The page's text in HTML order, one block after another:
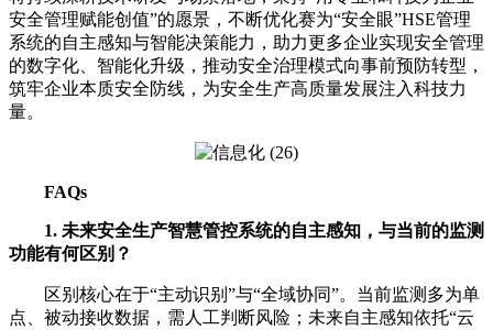
安全管理赋能创值”的愿景，不断优化赛为“安全眼”HSE管理
系统的自主感知与智能决策能力，助力更多企业实现安全管理
的数字化、智能化升级，推动安全治理模式向事前预防转型，
筑牢企业本质安全防线，为安全生产高质量发展注入科技力
量。
FAQs
1. 未来安全生产智慧管控系统的自主感知，与当前的监测
功能有何区别？
区别核心在于“主动识别”与“全域协同”。当前监测多为单
点、被动接收数据，需人工判断风险；未来自主感知依托“云